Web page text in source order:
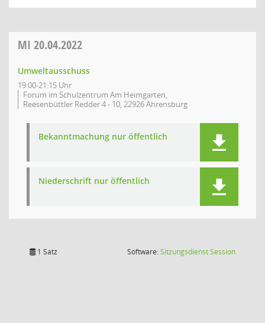
MI 20.04.2022
Umweltausschuss
19:00-21:15 Uhr
Forum im Schulzentrum Am Heimgarten,
Reesenbüttler Redder 4 - 10, 22926 Ahrensburg
Bekanntmachung nur öffentlich
Niederschrift nur öffentlich
1 Satz Software:SitzungsdienstSession(Wird in